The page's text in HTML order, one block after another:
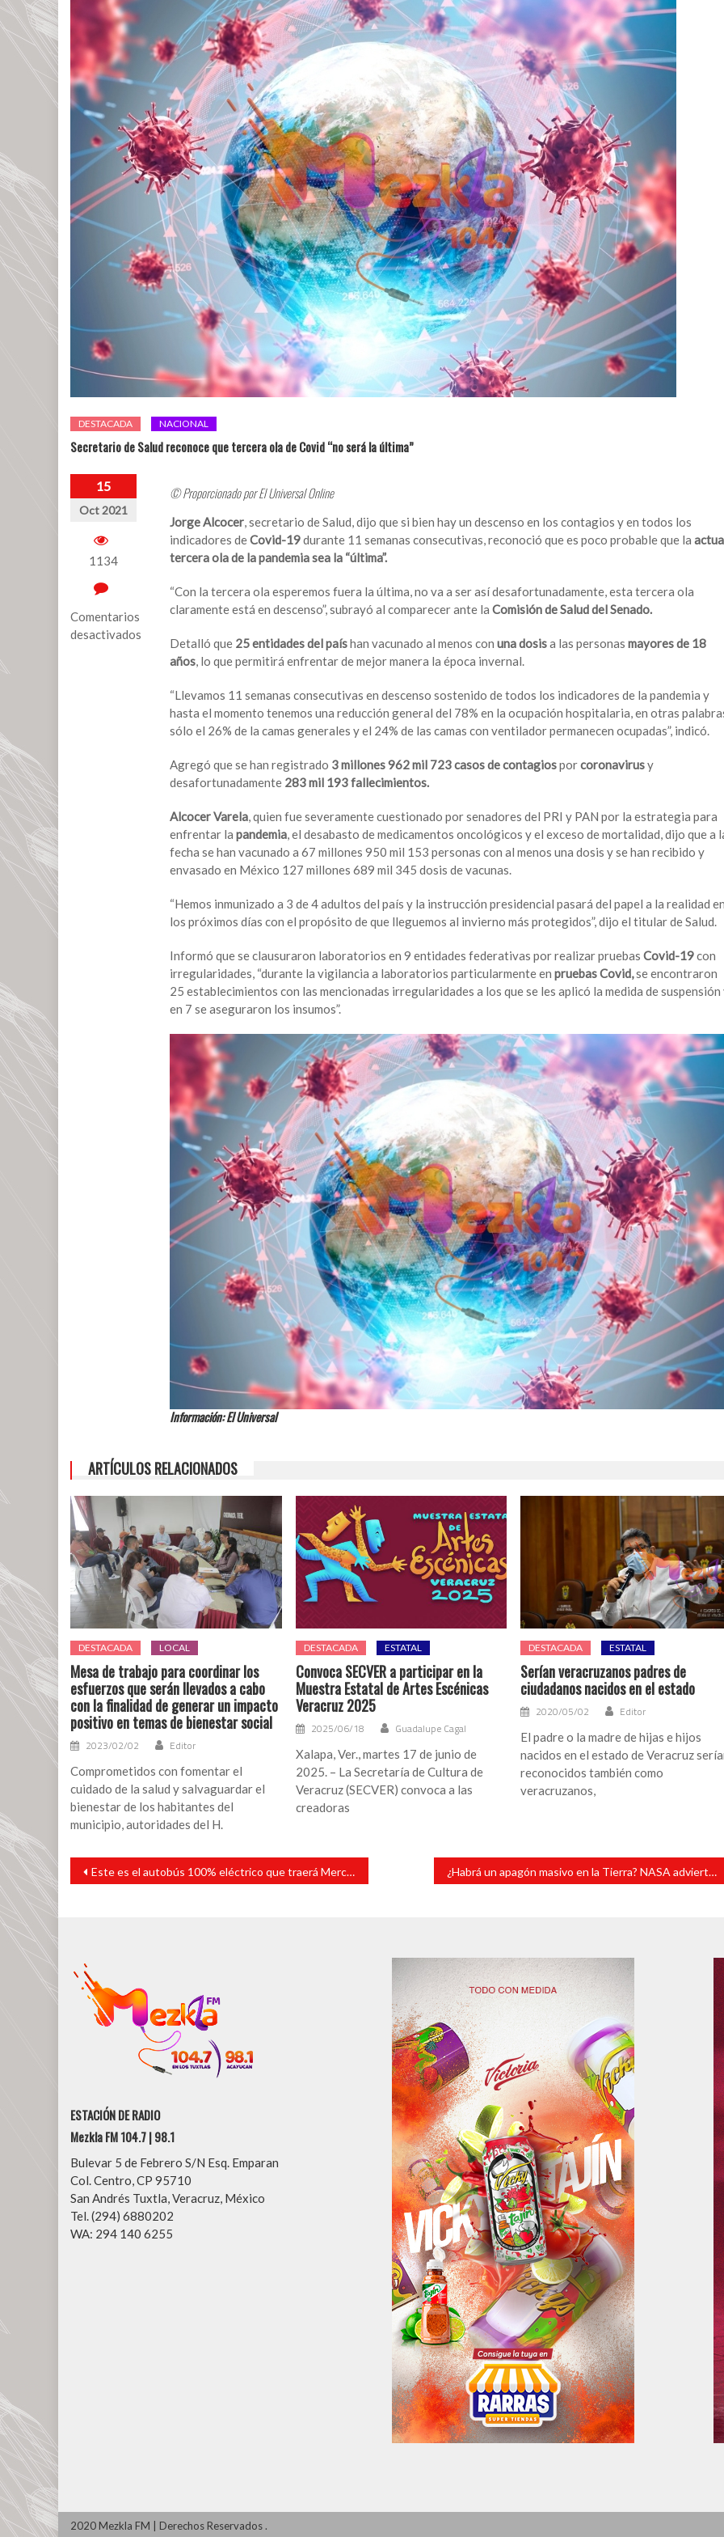
DESTACADA NACIONAL
Secretario de Salud reconoce que tercera ola de Covid “no será la última”
15
Oct 2021
1134
Comentarios
desactivados
© Proporcionado por El Universal Online
Jorge Alcocer, secretario de Salud, dijo que si bien hay un descenso en los contagios y en todos los
indicadores deCovid-19durante 11 semanas consecutivas, reconoció que es poco probable que la
tercera ola de la pandemia sea la “última”.
“Con la tercera ola esperemos fuera la última, no va a ser así desafortunadamente, esta tercera ola
claramente está en descenso”, subrayó al comparecer ante la Comisión de Salud del Senado.
Detalló que 25 entidades del paíshan vacunado al menos con una dosisa las personas mayores de 18
años, lo que permitirá enfrentar de mejor manera la época invernal.
“Llevamos 11 semanas consecutivas en descenso sostenido de todos los indicadores de la pandemia y
hasta el momento tenemos una reducción general del 78% en la ocupación hospitalaria, en otras
sólo el 26% de la camas generales y el 24% de las camas con ventilador permanecen ocupadas”, indicó.
Agregó que se han registrado 3 millones 962 mil 723 casos de contagiosporcoronavirusy
desafortunadamente 283 mil 193 fallecimientos.
Alcocer Varela, quien fue severamente cuestionado por senadores del PRI y PAN por la estrategia para
enfrentar la pandemia, el desabasto de medicamentos oncológicos y el exceso de mortalidad, dijo que a
fecha se han vacunado a 67 millones 950 mil 153 personas con al menos una dosis y se han recibido y
envasado en México 127 millones 689 mil 345 dosis de vacunas.
“Hemos inmunizado a 3 de 4 adultos del país y la instrucción presidencial pasará del papel a la realidad
los próximos días con el propósito de que lleguemos al invierno más protegidos”, dijo el titular de Salud.
Informó que se clausuraron laboratorios en 9 entidades federativas por realizar pruebas Covid-19con
irregularidades, “durante la vigilancia a laboratorios particularmente en pruebas Covid,se encontraron
25 establecimientos con las mencionadas irregularidades a los que se les aplicó la medida de suspensión
en 7 se aseguraron los insumos”.
Información: El Universal
ARTÍCULOS RELACIONADOS
DESTACADA LOCAL
Mesa de trabajo para coordinar los
esfuerzos que serán llevados a cabo
con la finalidad de generar un impacto
positivo en temas de bienestar social
2023/02/02 Editor
Comprometidos con fomentar el
cuidado de la salud y salvaguardar el
bienestar de los habitantes del
municipio, autoridades del H.
DESTACADA ESTATAL
Convoca SECVER a participar en la
Muestra Estatal de Artes Escénicas
Veracruz 2025
2025/06/18 Guadalupe Cagal
Xalapa, Ver., martes 17 de junio de
2025. – La Secretaría de Cultura de
Veracruz (SECVER) convoca a las
creadoras
DESTACADA ESTATAL
Serían veracruzanos padres de
ciudadanos nacidos en el estado
2020/05/02 Editor
El padre o la madre de hijas e hijos
nacidos en el estado de Veracruz
reconocidos también como
veracruzanos,
Navegación
entradas
Este es el autobús 100% eléctrico que traerá Mercedes-Benz a México | Video ¿Habrá un apagón masivo en la Tierra? NASA advierte de poderosa tormenta solar que golpeó nuestro planeta
ESTACIÓN DE RADIO
Mezkla FM 104.7 | 98.1
Bulevar 5 de Febrero S/N Esq. Emparan
Col. Centro, CP 95710
San Andrés Tuxtla, Veracruz, México
Tel. (294) 6880202
WA: 294 140 6255
2020 Mezkla FM Derechos Reservados.